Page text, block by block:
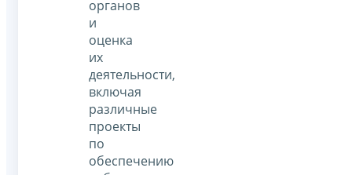
органов
и
оценка
их
деятельности,
включая
различные
проекты
по
обеспечению